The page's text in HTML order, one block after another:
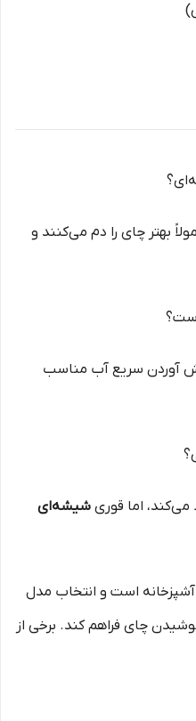
بهتر چای را دم می‌کنند و
آوردن سریع آب مناسب
اما قوری شیشه‌ای
آشپزخانه است و انتخاب مدل
چای فراهم کند. برخی از